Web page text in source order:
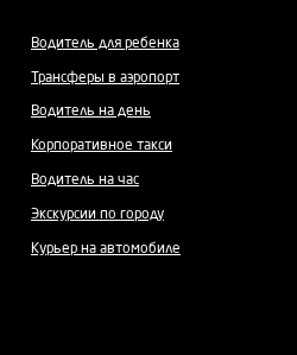
Водитель для ребенка
Трансферы в аэропорт
Водитель на день
Корпоративное такси
Водитель на час
Экскурсии по городу
Курьер на автомобиле